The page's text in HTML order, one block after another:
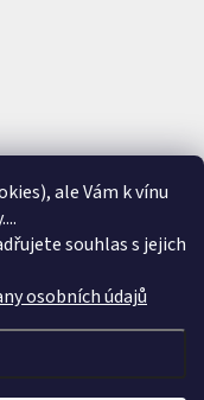
ale Vám k vínu
souhlas s jejich
osobních údajů